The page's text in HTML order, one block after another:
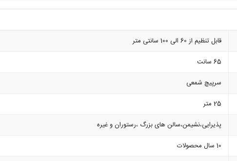
قابل تنظیم از 60 الی 100 سانتی متر
65 سانت
سرپیچ شمعی
25 متر
پذیرایی،نشیمن،سالن های بزرگ ،رستوران و غیره
10 سال محصولات